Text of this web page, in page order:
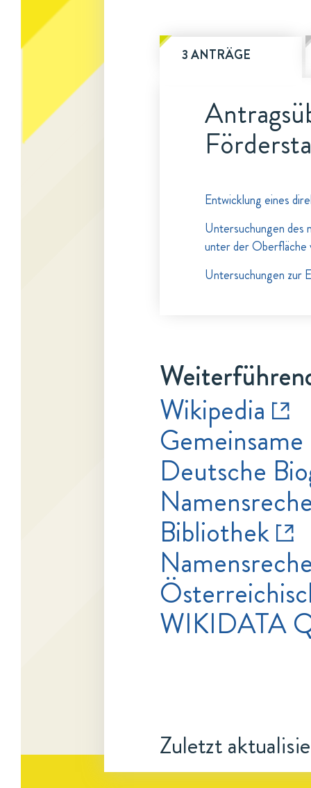
3 ANTRÄGE
Entwicklung eines
Untersuchungen des
unter der Oberfläche
Untersuchungen zur
Wikipedia
Deutsche
Bibliothek
WIKIDATA
Zuletzt